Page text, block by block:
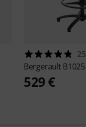
25
Bergerault B1025
529 €